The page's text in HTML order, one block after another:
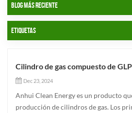
BLOG MÁS RECIENTE
ETIQUETAS
Cilindro de gas compuesto de
Dec 23, 2024
Anhui Clean Energy es un producto
producción de cilindros de gas. Los